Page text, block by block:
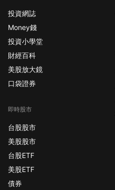
投資網誌
Money錢
投資小學堂
財經百科
美股放大鏡
口袋證券
即時股市
台股股市
美股股市
台股ETF
美股ETF
債券